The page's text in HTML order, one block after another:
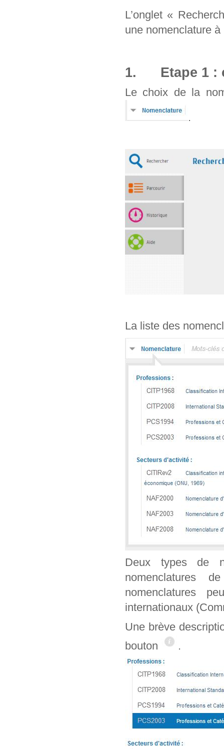
L’onglet «
une nomenclature
1. Etape 1 :
Le choix de la
.
La liste des
Deux types de
nomenclatures
nomenclatures
internationaux
Une brève
bouton
.